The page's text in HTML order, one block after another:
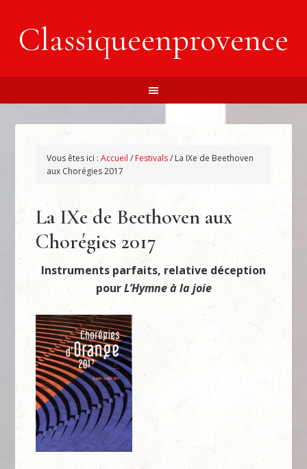
Classiqueenprovence
Vous êtes ici :Accueil / Festivals/ La IXe de Beethoven
aux Chorégies 2017
La IXe de Beethoven aux
Chorégies 2017
Instruments parfaits, relative déception
pourL’Hymne à la joie